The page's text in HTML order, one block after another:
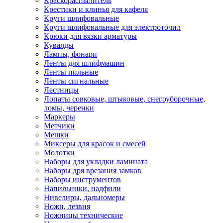
Крестики и клинья для кафеля
Круги шлифовальные
Круги шлифовальные для электроточил
Крюки для вязки арматуры
Кувалды
Лампы, фонари
Ленты для шлифмашин
Ленты пильные
Ленты сигнальные
Лестницы
Лопаты совковые, штыковые, снегоуборочные,
ломы, черенки
Маркеры
Метчики
Мешки
Миксеры для красок и смесей
Молотки
Наборы для укладки ламината
Наборы дря врезания замков
Наборы инструментов
Напильники, надфили
Нивелиры, дальномеры
Ножи, лезвия
Ножницы технические